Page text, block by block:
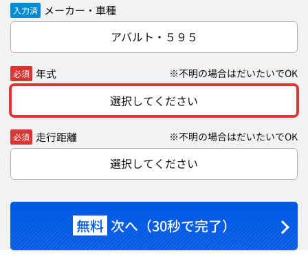
入力済 メーカー・車種
アバルト・５９５
必須 年式 ※不明の場合はだいたいでOK
選択してください
必須 走行距離 ※不明の場合はだいたいでOK
選択してください
無料 次へ（30秒で完了）